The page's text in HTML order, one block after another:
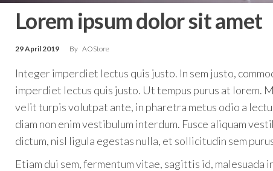
Lorem ipsum dolor sit amet
29 April 2019 By AOStore
Integer imperdiet lectus quis justo. In sem justo,
imperdiet lectus quis justo. Ut tempus purus at lorem.
velit turpis volutpat ante, in pharetra metus odio a
diam non enim vestibulum interdum. Fusce aliquam
dictum, nisl ligula egestas nulla, et sollicitudin sem
Etiam dui sem, fermentum vitae, sagittis id, malesuada